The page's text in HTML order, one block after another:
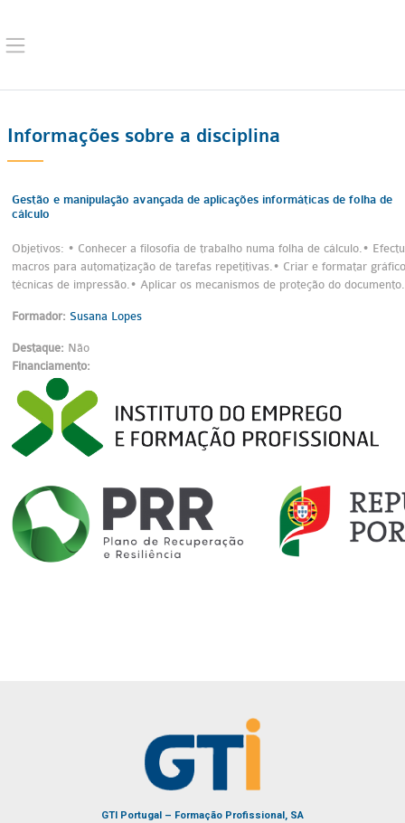
Informações sobre a disciplina
Gestão e manipulação avançada de aplicações informáticas de folha de
cálculo
Objetivos: • Conhecer a filosofia de trabalho numa folha de cálculo.•
macros para automatização de tarefas repetitivas.• Criar e formatar
técnicas de impressão.• Aplicar os mecanismos de proteção do documento.
Formador: Susana Lopes
Destaque: Não
Financiamento:
GTI Portugal – Formação Profissional, SA